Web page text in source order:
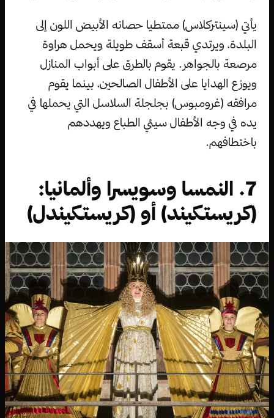
يأتي (سينتركلاس) ممتطيا حصانه الأبيض اللون إلى
البلدة، ويرتدي قبعة أسقف طويلة ويحمل هراوة
مرصعة بالجواهر. يقوم بالطرق على أبواب المنازل
ويوزع الهدايا على الأطفال الصالحين، بينما يقوم
مرافقه (غرومبوس) بجلجلة السلاسل التي يحملها في
يده في وجه الأطفال سيئي الطباع ويهددهم
باختطافهم.
7. النمسا وسويسرا وألمانيا:
(كريستكيند) أو (كريستكيندل)